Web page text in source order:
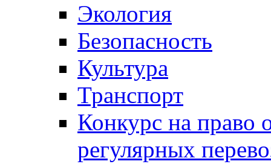
Экология
Безопасность
Культура
Транспорт
Конкурс на право
регулярных